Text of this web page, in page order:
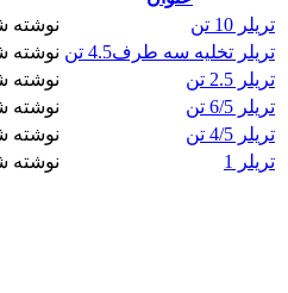
تریلر 10 تن
نوشته
تریلر تخلیه سه طرف4.5 تن
نوشته
تریلر 2.5 تن
نوشته
تریلر 6/5 تن
نوشته
تریلر 4/5 تن
نوشته
تریلر 1
نوشته